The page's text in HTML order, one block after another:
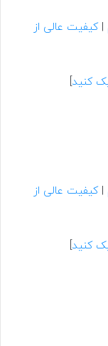
|کیفیت عالی از
کنید]
|کیفیت عالی از
کنید]